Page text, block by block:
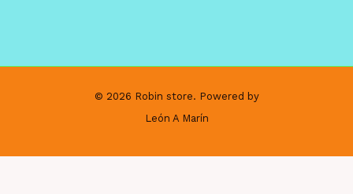
© 2026 Robin store. Powered by
León A Marín